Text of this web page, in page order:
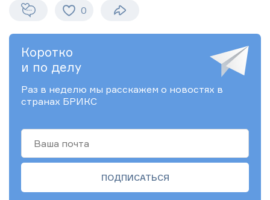
0
Коротко
и по делу
Раз в неделю мы расскажем о новостях в
странах БРИКС